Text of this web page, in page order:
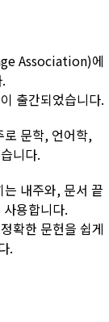
Association)에
출간되었습니다.
로 문학, 언어학,
니다.
내주와, 문서 끝
용합니다.
확한 문헌을 쉽게
.